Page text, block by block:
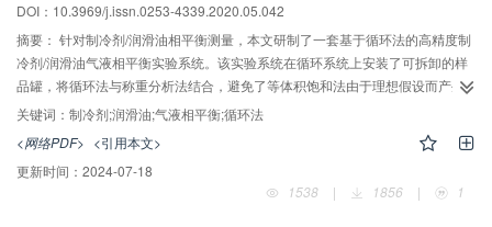
DOI：10.3969/j.issn.0253-4339.2020.05.042
摘要： 针对制冷剂/润滑油相平衡测量，本文研制了一套基于循环法的高精度制
冷剂/润滑油气液相平衡实验系统。该实验系统在循环系统上安装了可拆卸的样
品罐，将循环法与称重分析法结合，避免了等体积饱和法由于理想假设而产生
的系统误差，可适用于温度范围为263.15~373.15K的制冷剂/润滑油气液相平衡
的测量。测量了温度为293.35?323.33K的R290的饱和蒸气压，与NIST数据库
相比，最大相对误差为-0.18%。同时，测量了温度为303.35K的R290和角鲨烷
的相平衡，并使用Aspen Plus中的PR方程结合单流体的van der Waals混合规
则对实验结果及文献值进行了关联，本文和文献的最大相对误差分别为-0.37%
关键词： 制冷剂;润滑油;气液相平衡;循环法
<网络PDF> <引用本文>
更新时间： 2024-07-18
1538
| 1856 | 1